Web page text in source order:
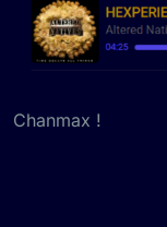
Chanmax !